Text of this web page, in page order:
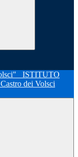
ISTITUTO
Castro dei Volsci